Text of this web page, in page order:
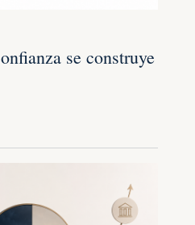
se construye